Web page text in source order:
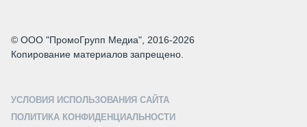
© ООО "ПромоГрупп Медиа", 2016-2026
Копирование материалов запрещено.
УСЛОВИЯ ИСПОЛЬЗОВАНИЯ САЙТА
ПОЛИТИКА КОНФИДЕНЦИАЛЬНОСТИ